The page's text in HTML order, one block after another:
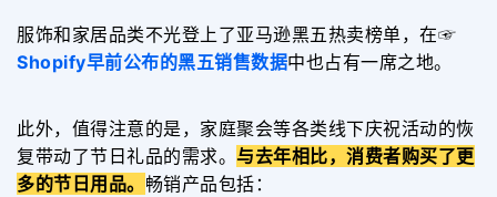
服饰和家居品类不光登上了亚马逊黑五热卖榜单，在☞
Shopify早前公布的黑五销售数据中也占有一席之地。
此外，值得注意的是，家庭聚会等各类线下庆祝活动的恢
复带动了节日礼品的需求。 与去年相比，消费者购买了更
多的节日用品。 畅销产品包括：